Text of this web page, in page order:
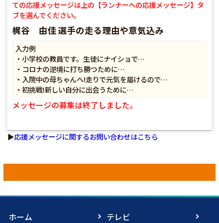
ての応援メッセージは上の【ランナーへの応援メッセージ】タ
ブを選んでください。
梶谷 由佳 選手の走る理由や意気込み
入力例
・小学校の教員です。生徒にナイショで…
・コロナの逆境に打ち勝つために…
・入院中の母ちゃんへ!走りで元気を届けるので…
・初挑戦!新しい自分に出会うために…
メッセージの募集は終了しました。
▶応援メッセージに関するお問い合わせはこちら
ホーム
テレビ